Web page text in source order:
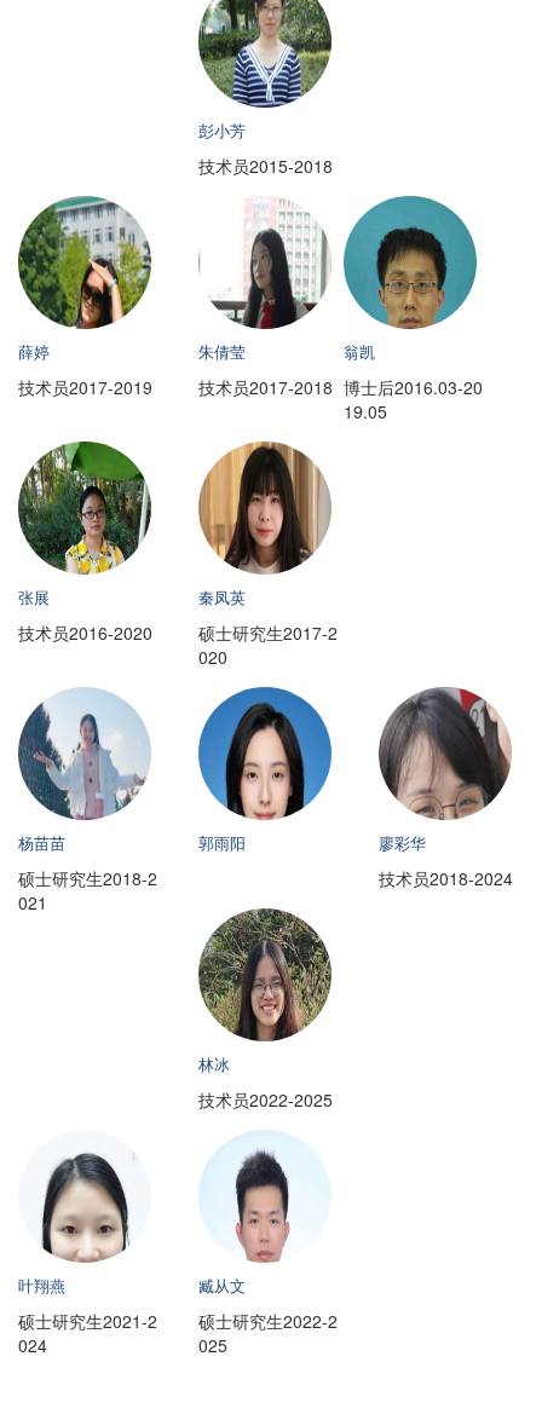
彭小芳
技术员2015-2018
薛婷
技术员2017-2019
朱倩莹
技术员2017-2018
翁凯
博士后2016.03-20
19.05
张展
技术员2016-2020
秦凤英
硕士研究生2017-2
020
杨苗苗
硕士研究生2018-2
021
郭雨阳 廖彩华
技术员2018-2024
林冰
技术员2022-2025
叶翔燕
硕士研究生2021-2
024
臧从文
硕士研究生2022-2
025